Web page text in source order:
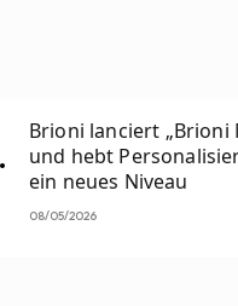
Brioni lanciert „Brioni
und hebt
ein neues Niveau
08/05/2026